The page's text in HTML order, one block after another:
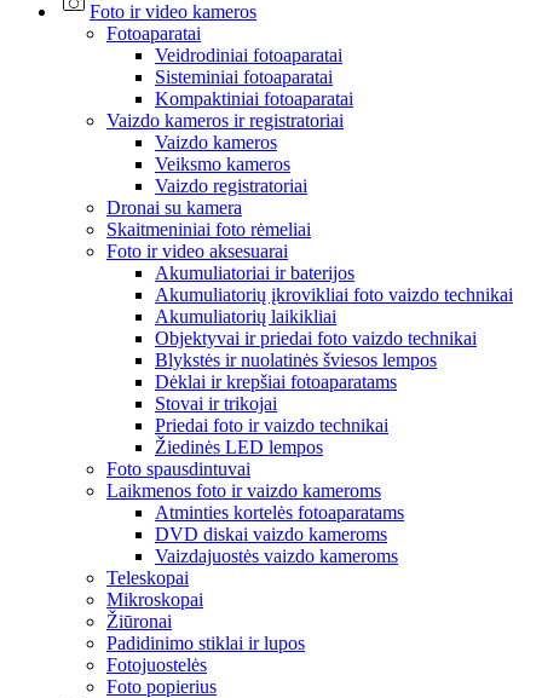
Foto ir video kameros
Fotoaparatai
Veidrodiniai fotoaparatai
Sisteminiai fotoaparatai
Kompaktiniai fotoaparatai
Vaizdo kameros ir registratoriai
Vaizdo kameros
Veiksmo kameros
Vaizdo registratoriai
Dronai su kamera
Skaitmeniniai foto rėmeliai
Foto ir video aksesuarai
Akumuliatoriai ir baterijos
Akumuliatorių įkrovikliai foto vaizdo technikai
Akumuliatorių laikikliai
Objektyvai ir priedai foto vaizdo technikai
Blykstės ir nuolatinės šviesos lempos
Dėklai ir krepšiai fotoaparatams
Stovai ir trikojai
Priedai foto ir vaizdo technikai
Žiedinės LED lempos
Foto spausdintuvai
Laikmenos foto ir vaizdo kameroms
Atminties kortelės fotoaparatams
DVD diskai vaizdo kameroms
Vaizdajuostės vaizdo kameroms
Teleskopai
Mikroskopai
Žiūronai
Padidinimo stiklai ir lupos
Fotojuostelės
Foto popierius